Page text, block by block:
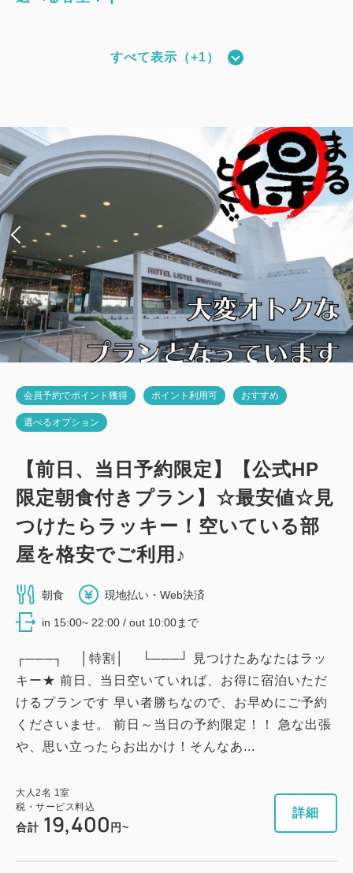
税・サービス料込
会員価格 25,650
大人2名1室
税・サービス料込
合計 27,000
獲得ポイント
禁煙 27.00m 1~4名
Wi-Fiあり（無料）
詳細 日付を選択
すべて表示（+1）
会員予約でポイント獲得 ポイント利用可 おすすめ
選べるオプション
【前日、当日予約限定】【公式HP
限定朝食付きプラン】☆最安値☆見
つけたらラッキー！空いている部
屋を格安でご利用♪
朝食 現地払い・Web決済
in 15:00~ 22:00 / out 10:00まで
┌───┐ │特割│ └───┘ 見つけたあなたはラッ
キー★ 前日、当日空いていれば、お得に宿泊いただ
けるプランです 早い者勝ちなので、お早めにご予約
くださいませ。 前日～当日の予約限定！！ 急な出張
や、思い立ったらお出かけ！そんなあ...
大人2名 1室
税・サービス料込
合計 19,400 円~
詳細